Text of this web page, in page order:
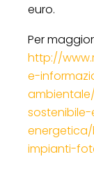
euro.
Per
http://
e-
impianti-